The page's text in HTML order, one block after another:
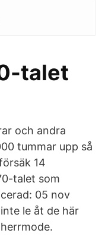
talet
och andra
tummar upp så
14
talet som
05 nov
le åt de här